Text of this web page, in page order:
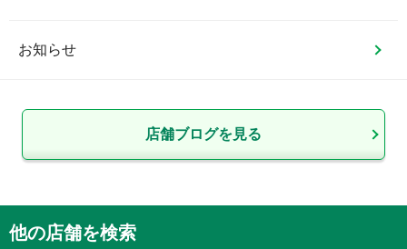
お知らせ
店舗ブログを見る
他の店舗を検索